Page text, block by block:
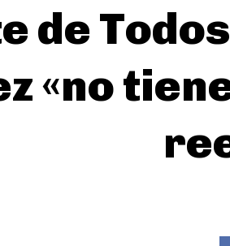
de
«no